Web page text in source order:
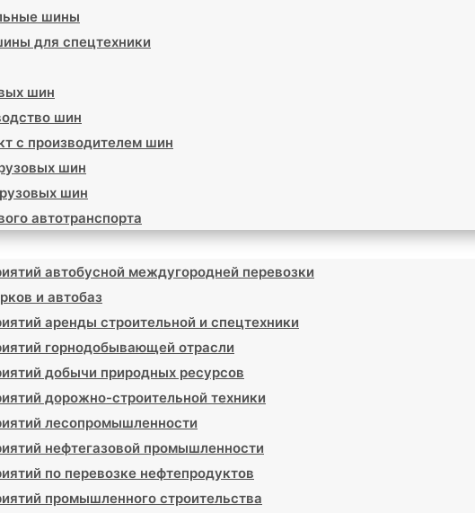
шины
для спецтехники
шин
шин
с производителем шин
шин
шин
автотранспорта
автобусной междугородней перевозки
и автобаз
аренды строительной и спецтехники
горнодобывающей отрасли
добычи природных ресурсов
дорожно-строительной техники
лесопромышленности
нефтегазовой промышленности
по перевозке нефтепродуктов
промышленного строительства